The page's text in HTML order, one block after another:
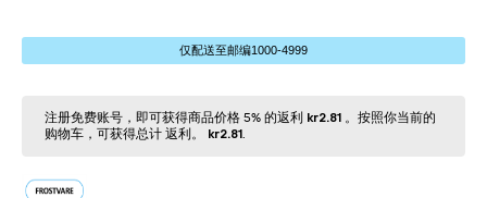
仅配送⾄邮编1000-4999
注册免费账号，即可获得商品价格 5% 的返利 kr2.81 。按照你当前的
购物⻋，可获得总计 返利。
kr2.81.